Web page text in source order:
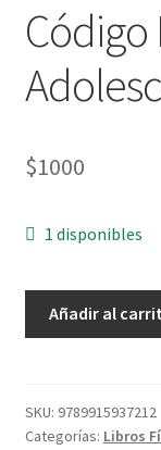
nosotros
novedades
preguntas
Código
$1000
1 disponibles
Y
La
Añadir al
SKU: 9789915937212
Categorías: Libros